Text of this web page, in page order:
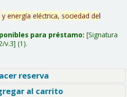
y energía eléctrica, sociedad del
para préstamo: Signatura
v.3 (1).
reserva
al carrito